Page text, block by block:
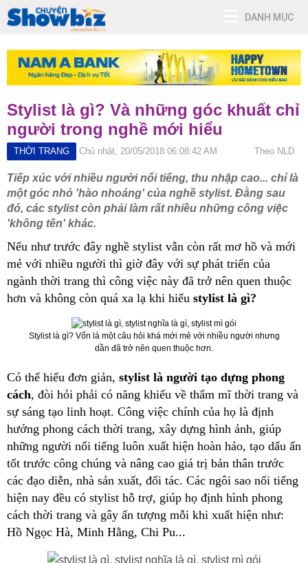
DANH MỤC
Stylist là gì? Và những góc khuất chỉ
người trong nghề mới hiểu
THỜI TRANG Chủ nhật, 20/05/2018 06:08:42 AM Theo NLD
Tiếp xúc với nhiều người nổi tiếng, thu nhập cao... chỉ là
một góc nhỏ 'hào nhoáng' của nghề stylist. Đằng sau
đó, các stylist còn phải làm rất nhiều những công việc
'không tên' khác.
Nếu như trước đây nghề stylist vẫn còn rất mơ hồ và mới
mẻ với nhiều người thì giờ đây với sự phát triển của
ngành thời trang thì công việc này đã trở nên quen thuộc
hơn và không còn quá xa lạ khi hiểu stylist là gì?
Stylist là gì? Vốn là một câu hỏi khá mới mẻ với nhiều người nhưng
dần đã trở nên quen thuộc hơn.
Có thể hiểu đơn giản, stylist là người tạo dựng phong
cách, đòi hỏi phải có năng khiếu về thẩm mĩ thời trang và
sự sáng tạo linh hoạt. Công việc chính của họ là định
hướng phong cách thời trang, xây dựng hình ảnh, giúp
những người nổi tiếng luôn xuất hiện hoàn hảo, tạo dấu ấn
tốt trước công chúng và nâng cao giá trị bản thân trước
các đạo diễn, nhà sản xuất, đối tác. Các ngôi sao nổi tiếng
hiện nay đều có stylist hỗ trợ, giúp họ định hình phong
cách thời trang và gây ấn tượng mỗi khi xuất hiện như:
Hồ Ngọc Hà, Minh Hằng, Chi Pu...